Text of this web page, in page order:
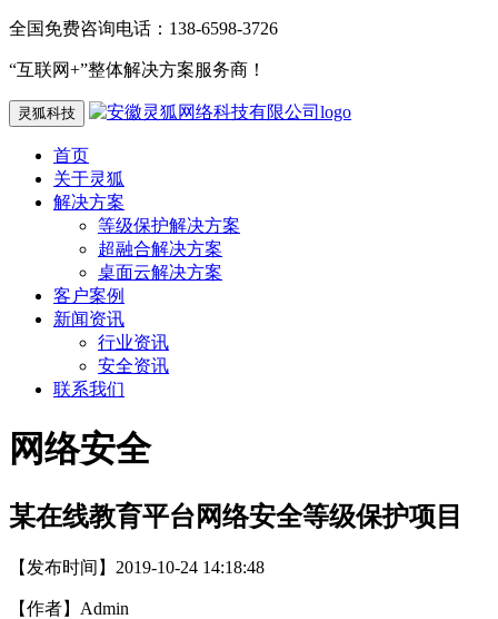
全国免费咨询电话：138-6598-3726
“互联网+”整体解决方案服务商！
灵狐科技
首页
关于灵狐
解决方案
等级保护解决方案
超融合解决方案
桌面云解决方案
客户案例
新闻资讯
行业资讯
安全资讯
联系我们
网络安全
某在线教育平台网络安全等级保护项目
【发布时间】2019-10-24 14:18:48
【作者】Admin